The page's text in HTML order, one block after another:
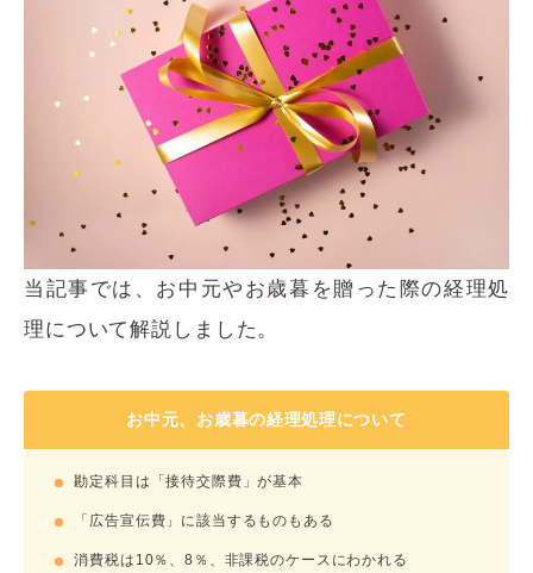
当記事では、お中元やお歳暮を贈った際の経理処
理について解説しました。
お中元、お歳暮の経理処理について
勘定科目は「接待交際費」が基本
「広告宣伝費」に該当するものもある
消費税は10％、8％、非課税のケースにわかれる